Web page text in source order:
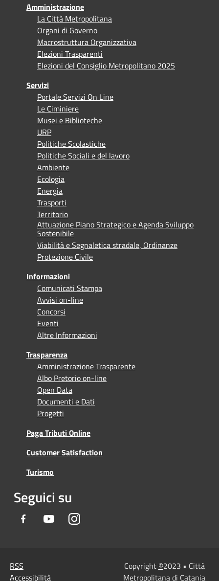
Amministrazione
La Città Metropolitana
Organi di Governo
Macrostruttura Organizzativa
Elezioni Trasparenti
Elezioni del Consiglio Metropolitano 2025
Servizi
Portale Servizi On Line
Le Ciminiere
Musei e Biblioteche
URP
Politiche Scolastiche
Politiche Sociali e del lavoro
Ambiente
Ecologia
Energia
Trasporti
Territorio
Attuazione Piano Strategico e Agenda Sviluppo
Sostenibile
Viabilità e Segnaletica stradale, Ordinanze
Protezione Civile
Informazioni
Comunicati Stampa
Avvisi on-line
Concorsi
Eventi
Altre Informazioni
Trasparenza
Amministrazione Trasparente
Albo Pretorio on-line
Open Data
Documenti e Dati
Progetti
Paga Tributi Online
Customer Satisfaction
Turismo
Seguici su
Facebook YoutubeInstagram
RSS
Accessibilità
Copyright ©2023 • Città
Metropolitana di Catania